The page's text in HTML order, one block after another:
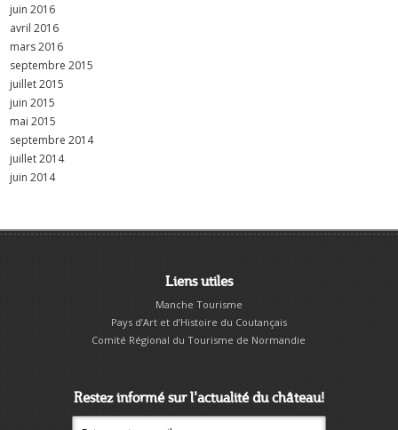
juin 2016
avril 2016
mars 2016
septembre 2015
juillet 2015
juin 2015
mai 2015
septembre 2014
juillet 2014
juin 2014
Liens utiles
Manche Tourisme
Pays d’Art et d’Histoire du Coutançais
Comité Régional du Tourisme de Normandie
Restez informé sur l'actualité du château!